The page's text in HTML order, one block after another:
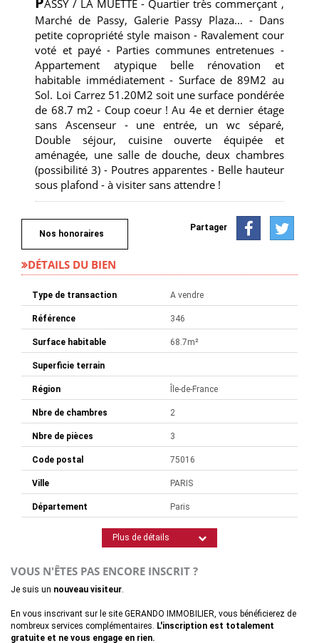
ASSY / LA MUETTE - Quartier très commerçant ,
Marché de Passy, Galerie Passy Plaza... - Dans
petite copropriété style maison - Ravalement cour
voté et payé - Parties communes entretenues -
Appartement atypique belle rénovation et
habitable immédiatement - Surface de 89M2 au
Sol. Loi Carrez 51.20M2 soit une surface pondérée
de 68.7 m2 - Coup coeur ! Au 4e et dernier étage
sans Ascenseur - une entrée, un wc séparé,
Double séjour, cuisine ouverte équipée et
aménagée, une salle de douche, deux chambres
(possibilité 3) - Poutres apparentes - Belle hauteur
sous plafond - à visiter sans attendre !
Nos honoraires
Partager
DÉTAILS DU BIEN
Type de transaction A vendre
Référence 346
Surface habitable 68.7m²
Superficie terrain
Région Île-de-France
Nbre de chambres 2
Nbre de pièces 3
Code postal 75016
Ville PARIS
Département Paris
Plus de détails
VOUS N'ÊTES PAS ENCORE INSCRIT ?
Je suis un nouveau visiteur.
En vous inscrivant sur le site GERANDO IMMOBILIER, vous bénéficierez de
nombreux services complémentaires. L'inscription est totalement
gratuite et ne vous engage en rien.